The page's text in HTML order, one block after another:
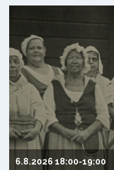
6.8.2026 18:00-19:00